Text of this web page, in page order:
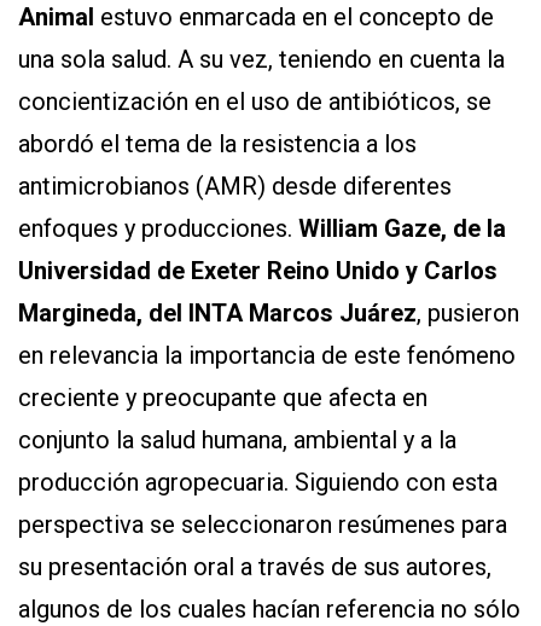
Animal estuvo enmarcada en el concepto de
una sola salud. A su vez, teniendo en cuenta la
concientización en el uso de antibióticos, se
abordó el tema de la resistencia a los
antimicrobianos (AMR) desde diferentes
enfoques y producciones. William Gaze, de la
Universidad de Exeter Reino Unido y Carlos
Margineda, del INTA Marcos Juárez, pusieron
en relevancia la importancia de este fenómeno
creciente y preocupante que afecta en
conjunto la salud humana, ambiental y a la
producción agropecuaria. Siguiendo con esta
perspectiva se seleccionaron resúmenes para
su presentación oral a través de sus autores,
algunos de los cuales hacían referencia no sólo